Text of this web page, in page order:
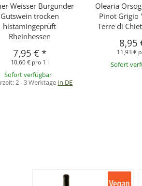
Weisser Burgunder
Gutswein trocken
histamingeprüft
Rheinhessen
7,95 € *
10,60 € pro 1 l
Sofort verfügbar
2 - 3 Werktage In DE
Olearia
Pinot Grigio
Terre di
8,95
11,93 €
Sofort